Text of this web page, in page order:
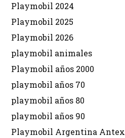
Playmobil 2024
Playmobil 2025
Playmobil 2026
playmobil animales
Playmobil años 2000
playmobil años 70
playmobil años 80
playmobil años 90
Playmobil Argentina Antex